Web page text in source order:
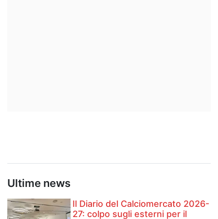
Ultime news
Il Diario del Calciomercato 2026-
27: colpo sugli esterni per il